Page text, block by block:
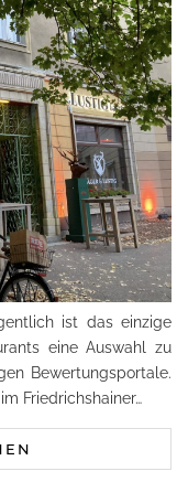
ist das einzige
eine Auswahl zu
Bewertungsportale.
Friedrichshainer…